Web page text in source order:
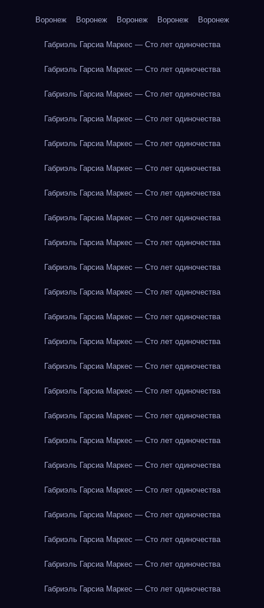
Воронеж Воронеж Воронеж Воронеж Воронеж
Габриэль Гарсиа Маркес — Сто лет одиночества
Габриэль Гарсиа Маркес — Сто лет одиночества
Габриэль Гарсиа Маркес — Сто лет одиночества
Габриэль Гарсиа Маркес — Сто лет одиночества
Габриэль Гарсиа Маркес — Сто лет одиночества
Габриэль Гарсиа Маркес — Сто лет одиночества
Габриэль Гарсиа Маркес — Сто лет одиночества
Габриэль Гарсиа Маркес — Сто лет одиночества
Габриэль Гарсиа Маркес — Сто лет одиночества
Габриэль Гарсиа Маркес — Сто лет одиночества
Габриэль Гарсиа Маркес — Сто лет одиночества
Габриэль Гарсиа Маркес — Сто лет одиночества
Габриэль Гарсиа Маркес — Сто лет одиночества
Габриэль Гарсиа Маркес — Сто лет одиночества
Габриэль Гарсиа Маркес — Сто лет одиночества
Габриэль Гарсиа Маркес — Сто лет одиночества
Габриэль Гарсиа Маркес — Сто лет одиночества
Габриэль Гарсиа Маркес — Сто лет одиночества
Габриэль Гарсиа Маркес — Сто лет одиночества
Габриэль Гарсиа Маркес — Сто лет одиночества
Габриэль Гарсиа Маркес — Сто лет одиночества
Габриэль Гарсиа Маркес — Сто лет одиночества
Габриэль Гарсиа Маркес — Сто лет одиночества